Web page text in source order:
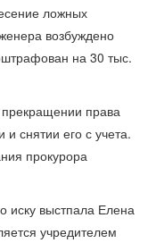
ложных
возбуждено
на 30 тыс.
права
снятии его с учета.
прокурора
иску выстпала Елена
учредителем